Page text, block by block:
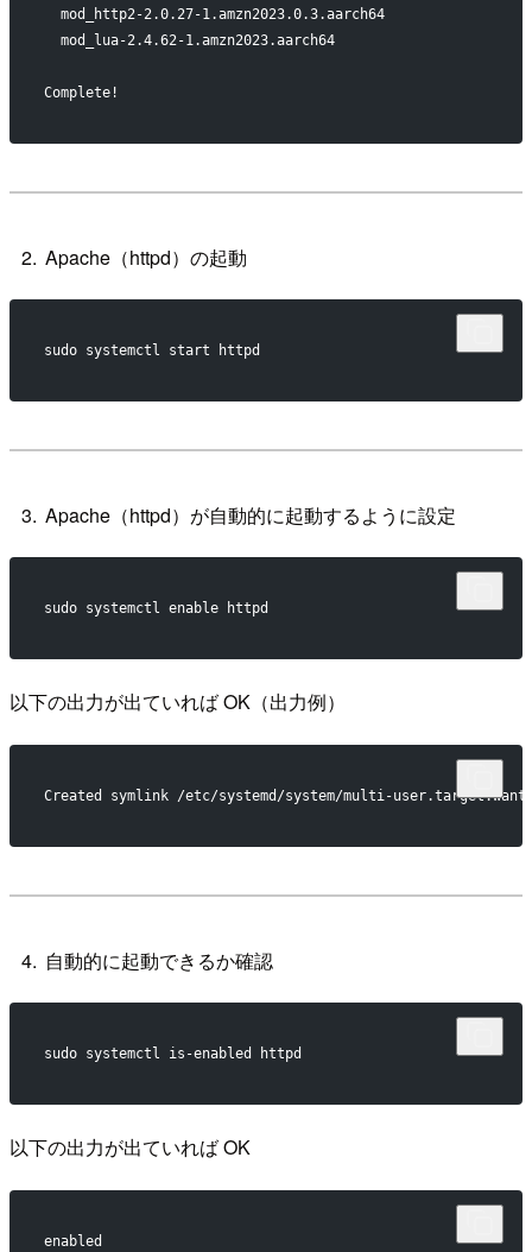
mod_http2-2.0.27-
mod_lua-2.4.62-
Complete!
Apache（httpd）の起動
sudo systemctl start httpd
Apache（httpd）が自動的に起動するように設定
sudo systemctl enable httpd
以下の出力が出ていれば OK（出力例）
Created symlink /etc/systemd/system/multi-
自動的に起動できるか確認
sudo systemctl is-enabled httpd
以下の出力が出ていれば OK
enabled